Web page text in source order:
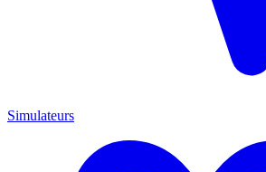
Simulateurs